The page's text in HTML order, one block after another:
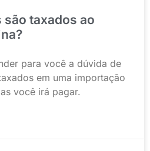
taxados ao
para você a dúvida de
em uma importação
você irá pagar.